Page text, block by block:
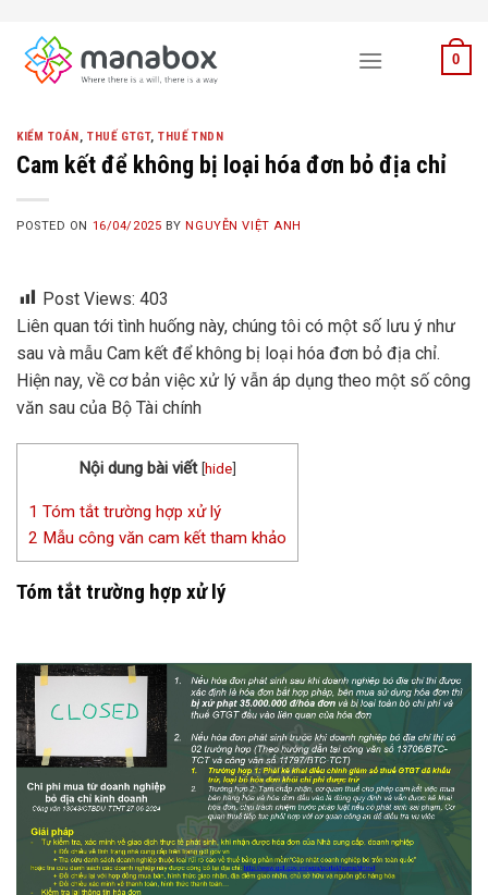
content
0
KIỂM TOÁN,THUẾ GTGT,THUẾ TNDN
Cam kết để không bị loại hóa đơn bỏ địa chỉ
POSTED ON 16/04/2025 BYNGUYỄN VIỆT ANH
Post Views: 403
Liên quan tới tình huống này, chúng tôi có một số lưu ý như
sau và mẫu Cam kết để không bị loại hóa đơn bỏ địa chỉ.
Hiện nay, về cơ bản việc xử lý vẫn áp dụng theo một số công
văn sau của Bộ Tài chính
Nội dung bài viết [hide]
1 Tóm tắt trường hợp xử lý
2 Mẫu công văn cam kết tham khảo
Tóm tắt trường hợp xử lý